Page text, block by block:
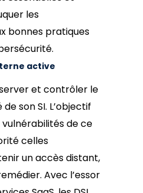
les
bonnes pratiques
active
et contrôler le
son SI. L’objectif
vulnérabilités de ce
celles
un accès distant,
Avec l’essor